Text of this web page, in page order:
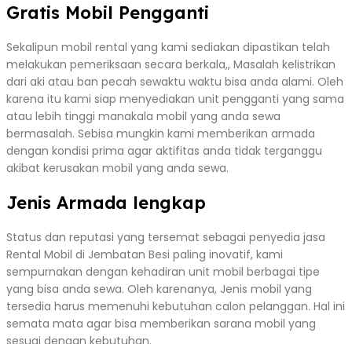
Gratis Mobil Pengganti
Sekalipun mobil rental yang kami sediakan dipastikan telah
melakukan pemeriksaan secara berkala,, Masalah kelistrikan
dari aki atau ban pecah sewaktu waktu bisa anda alami. Oleh
karena itu kami siap menyediakan unit pengganti yang sama
atau lebih tinggi manakala mobil yang anda sewa
bermasalah. Sebisa mungkin kami memberikan armada
dengan kondisi prima agar aktifitas anda tidak terganggu
akibat kerusakan mobil yang anda sewa.
Jenis Armada lengkap
Status dan reputasi yang tersemat sebagai penyedia jasa
Rental Mobil di Jembatan Besi paling inovatif, kami
sempurnakan dengan kehadiran unit mobil berbagai tipe
yang bisa anda sewa. Oleh karenanya, Jenis mobil yang
tersedia harus memenuhi kebutuhan calon pelanggan. Hal ini
semata mata agar bisa memberikan sarana mobil yang
sesuai dengan kebutuhan.